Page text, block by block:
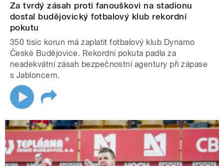
Za tvrdý zásah proti fanouškovi na stadionu
dostal budějovický fotbalový klub rekordní
pokutu
350 tisíc korun má zaplatit fotbalový klub Dynamo
České Budějovice. Rekordní pokuta padla za
neadekvátní zásah bezpečnostní agentury při zápase
s Jabloncem.